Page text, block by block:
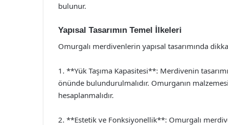
bulunur.
Yapısal Tasarımın Temel İlkeleri
Omurgalı merdivenlerin yapısal tasarımında
1. **Yük Taşıma Kapasitesi**: Merdivenin
önünde bulundurulmalıdır. Omurganın
hesaplanmalıdır.
2. **Estetik ve Fonksiyonellik**: Omurgalı